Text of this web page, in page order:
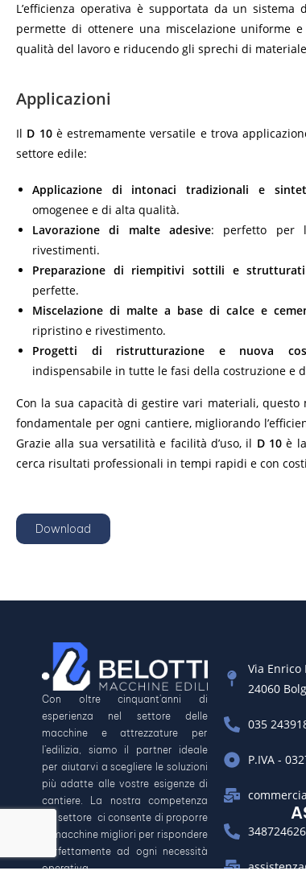
L’efficienza operativa è supportata da un sistema
permette di ottenere una miscelazione uniforme
qualità del lavoro e riducendo gli sprechi di
Applicazioni
Il D 10è estremamente versatile e trova
settore edile:
Applicazione di intonaci tradizionali e
omogenee e di alta qualità.
Lavorazione di malte adesive: perfetto per
rivestimenti.
Preparazione di riempitivi sottili e strutturati
perfette.
Miscelazione di malte a base di calce e
ripristino e rivestimento.
Progetti di ristrutturazione e nuova
indispensabile in tutte le fasi della costruzione e
Con la sua capacità di gestire vari materiali, questo
fondamentale per ogni cantiere, migliorando
Grazie alla sua versatilità e facilità d’uso, il D 10 è
cerca risultati professionali in tempi rapidi e con
Download
Con oltre cinquant’anni di
esperienza nel settore delle
macchine e attrezzature per
l’edilizia, siamo il partner ideale
per aiutarvi a scegliere le soluzioni
più adatte alle vostre esigenze di
cantiere. La nostra competenza
nel settore ci consente di proporre
le macchine migliori per rispondere
perfettamente ad ogni necessità
operativa.
Via Enrico
24060
035
P.IVA -